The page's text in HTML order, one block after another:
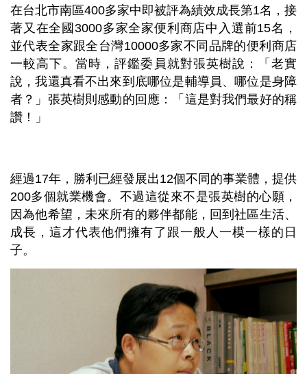
在台北市南區400多家中即被評為績效成長第1名，接
著又在全國3000多家全家便利商店中入選前15名，
並代表全家跟全台灣10000多家不同品牌的便利商店
一較高下。當時，評鑑委員就對張英樹說：「老實
說，我還真看不出來到底哪位是輔導員、哪位是身障
者？」張英樹則感動的回應：「這是對我們最好的稱
讚！」
經過17年，勝利已經發展出12個不同的事業體，提供
200多個就業機會。不過這從來不是張英樹的心願，
因為他希望，未來所有的夥伴都能，回到社區生活、
成長，這才代表他們擁有了跟一般人一模一樣的日
子。